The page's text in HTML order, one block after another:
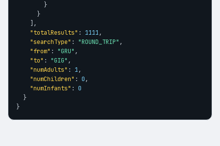
        }
      }
    ],
"totalResults" : 1111,
"searchType" : "ROUND_TRIP" ,
"from" : "GRU" ,
"to" : "GIG" ,
"numAdults" : 1,
"numChildren" : 0,
"numInfants" : 0
  }
}